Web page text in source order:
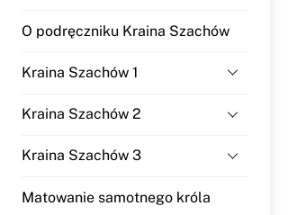
O podręczniku Kraina Szachów
Kraina Szachów 1
Kraina Szachów 2
Kraina Szachów 3
Matowanie samotnego króla